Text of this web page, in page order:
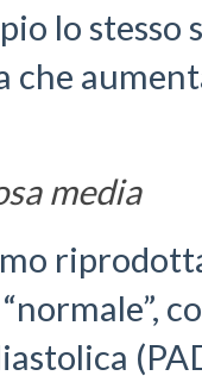
lo
che
media